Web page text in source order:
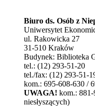
Biuro ds. Osób z
Uniwersytet
ul. Rakowicka 27
31-510 Kraków
Budynek: Biblioteka
tel.: (12) 293-51-20
tel./fax: (12) 293-51-
kom.: 695-608-630 /
UWAGA! kom.:
niesłyszących)